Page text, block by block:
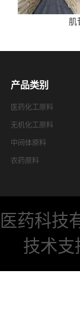
肌
产品类别
医药化工原料
无机化工原料
中间体原料
农药原料
药科技
技术